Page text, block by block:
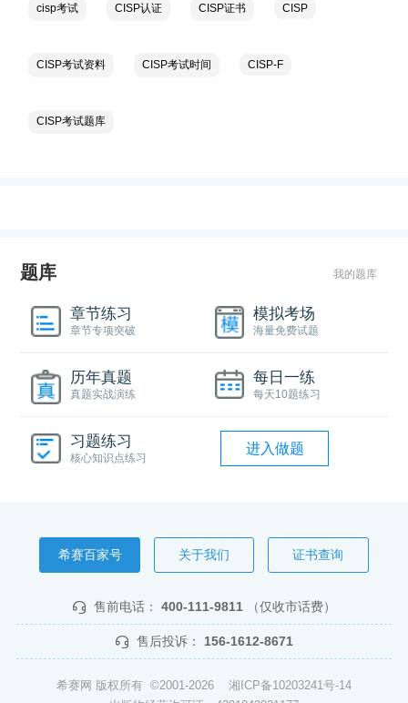
cisp考试 CISP认证 CISP证书 CISP
CISP考试资料 CISP考试时间 CISP-F
CISP考试题库
题库 我的题库
章节练习
章节专项突破
模拟考场
海量免费试题
历年真题
真题实战演练
每日一练
每天10题练习
习题练习
核心知识点练习
进入做题
希赛百家号 关于我们 证书查询
售前电话： 400-111-9811 （仅收市话费）
售后投诉： 156-1612-8671
希赛网 版权所有 ©2001-2026 湘ICP备10203241号-14